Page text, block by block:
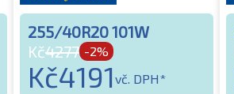
255/40R20 101W
Kč4277 -2%
Kč4191vč. DPH*